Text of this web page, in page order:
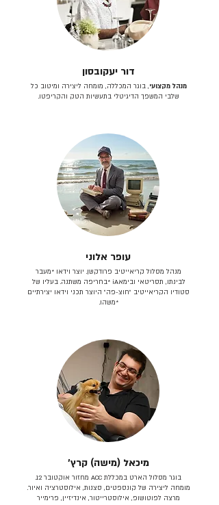
דור יעקובסון
מנהל מקצועי, בוגר המכללה, מומחה ליצירה ומיטוב כל
שלבי המשפך הדיגיטלי בתעשיות הטק והקריפטו.
עופר אלוני
מנהל מסלול קריאייטיב פרודקשן. יוצר וידאו *מעבר
לבינתו, תסריטאי וב​ימאiA‎ *בחריפה משתנה. בעליו של
סטודיו הקריאייטיב ״חוצ-פה״ היוצר תכני וידאו יצירתיים
*משהו.
מיכאל (מישה) קרץ׳
בוגר מסלול הארט במכללת ACC מחזור אוקטובר 12.
מומחה ליצירה של קונספטים, סצנות, אילוסטרציה ואיור.
מרצה לפוטושופ, אילוסטרייטור, אינדיזיין, פרימייר